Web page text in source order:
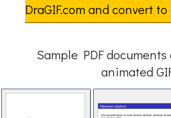
DraGIF.com and convert
Sample PDF
animated